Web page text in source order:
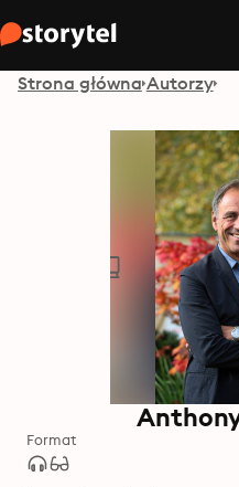
Strona główna Autorzy
Format